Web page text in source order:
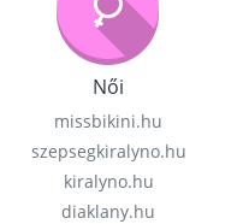
Női
missbikini.hu
szepsegkiralyno.hu
kiralyno.hu
diaklany.hu